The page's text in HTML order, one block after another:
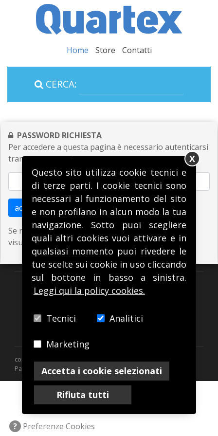
Home Store Contatti
CERCA:
PASSWORD RICHIESTA
Per accedere a questa pagina è necessario autenticarsi
tramite password:
accedi
Se non hai una password e desideri riceverla per
visualizzare la paginacontattaci per riceverla.
Tel. +39 02 4984998
info@quartex.it
copyright Quartex Informatica S.a.s. - P.iva 10879250156 - Via
Paolo Giovio, 28 20144 Milano -privacy policy-cookies policy
? Preferenze Cookies
Questo sito utilizza cookie tecnici e
di terze parti. I cookie tecnici sono
necessari al funzionamento del sito
e non profilano in alcun modo la tua
navigazione. Sotto puoi scegliere
quali altri cookies vuoi attivare e in
qualsiasi momento puoi rivedere le
tue scelte sui cookie in uso cliccando
sul bottone in basso a sinistra.
Leggi qui la policy cookies.
Tecnici Analitici
Marketing
Accetta i cookie selezionati
Rifiuta tutti
X